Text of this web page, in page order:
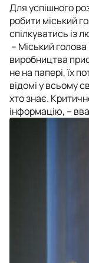
Для успішного
робити міський
спілкуватись із
– Міський голова
виробництва
не на папері, їх
відомі у всьому
хто знає.
інформацію, –